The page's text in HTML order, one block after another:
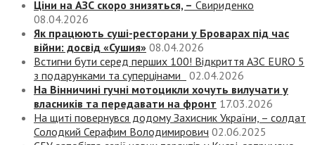
Ціни на АЗС скоро знизяться, – Свириденко
08.04.2026
Як працюють суші-ресторани у Броварах під час
війни: досвід «Сушия» 08.04.2026
Встигни бути серед перших 100! Відкриття АЗС EURO 5
з подарунками та суперцінами
02.04.2026
На Вінничині гучні мотоцикли хочуть вилучати у
власників та передавати на фронт 17.03.2026
На щиті повернувся додому Захисник України, – солдат
Солодкий Серафим Володимирович 02.06.2025